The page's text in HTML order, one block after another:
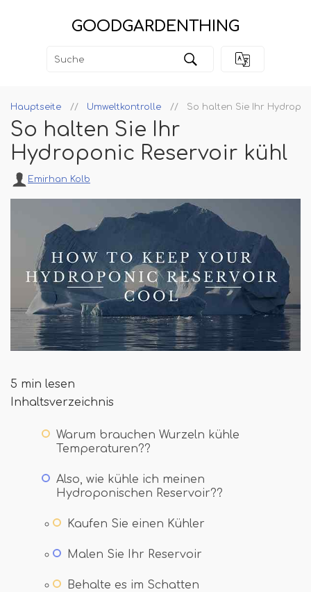
GOODGARDENTHING
Hauptseite Umweltkontrolle So halten Sie Ihr
So halten Sie Ihr
Hydroponic Reservoir kühl
Emirhan Kolb
5 min lesen
Inhaltsverzeichnis
Warum brauchen Wurzeln kühle
Temperaturen??
Also, wie kühle ich meinen
Hydroponischen Reservoir??
Kaufen Sie einen Kühler
Malen Sie Ihr Reservoir
Behalte es im Schatten